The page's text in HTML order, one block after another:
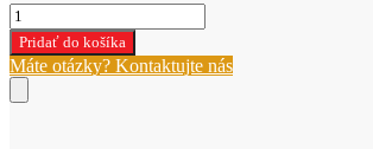
množstvo
Svieca
olejová
červená
22
Pridať do košíka
Máte otázky? Kontaktujte nás